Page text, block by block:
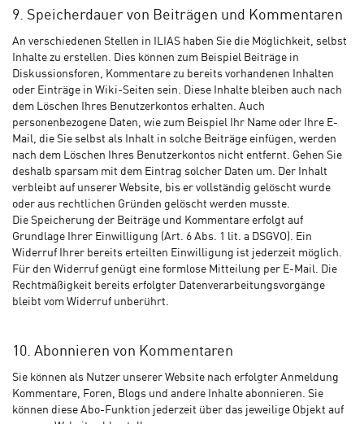
9. Speicherdauer von Beiträgen und Kommentaren
An verschiedenen Stellen in ILIAS haben Sie die Möglichkeit, selbst
Inhalte zu erstellen. Dies können zum Beispiel Beiträge in
Diskussionsforen, Kommentare zu bereits vorhandenen Inhalten
oder Einträge in Wiki-Seiten sein. Diese Inhalte bleiben auch nach
dem Löschen Ihres Benutzerkontos erhalten. Auch
personenbezogene Daten, wie zum Beispiel Ihr Name oder Ihre E-
Mail, die Sie selbst als Inhalt in solche Beiträge einfügen, werden
nach dem Löschen Ihres Benutzerkontos nicht entfernt. Gehen Sie
deshalb sparsam mit dem Eintrag solcher Daten um. Der Inhalt
verbleibt auf unserer Website, bis er vollständig gelöscht wurde
oder aus rechtlichen Gründen gelöscht werden musste.
Die Speicherung der Beiträge und Kommentare erfolgt auf
Grundlage Ihrer Einwilligung (Art. 6 Abs. 1 lit. a DSGVO). Ein
Widerruf Ihrer bereits erteilten Einwilligung ist jederzeit möglich.
Für den Widerruf genügt eine formlose Mitteilung per E-Mail. Die
Rechtmäßigkeit bereits erfolgter Datenverarbeitungsvorgänge
bleibt vom Widerruf unberührt.
10. Abonnieren von Kommentaren
Sie können als Nutzer unserer Website nach erfolgter Anmeldung
Kommentare, Foren, Blogs und andere Inhalte abonnieren. Sie
können diese Abo-Funktion jederzeit über das jeweilige Objekt auf